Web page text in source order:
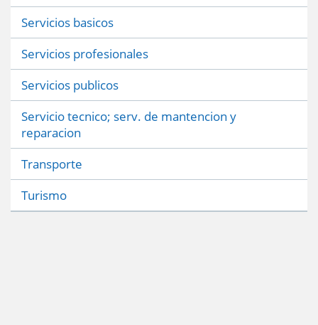
Servicios basicos
Servicios profesionales
Servicios publicos
Servicio tecnico; serv. de mantencion y
reparacion
Transporte
Turismo